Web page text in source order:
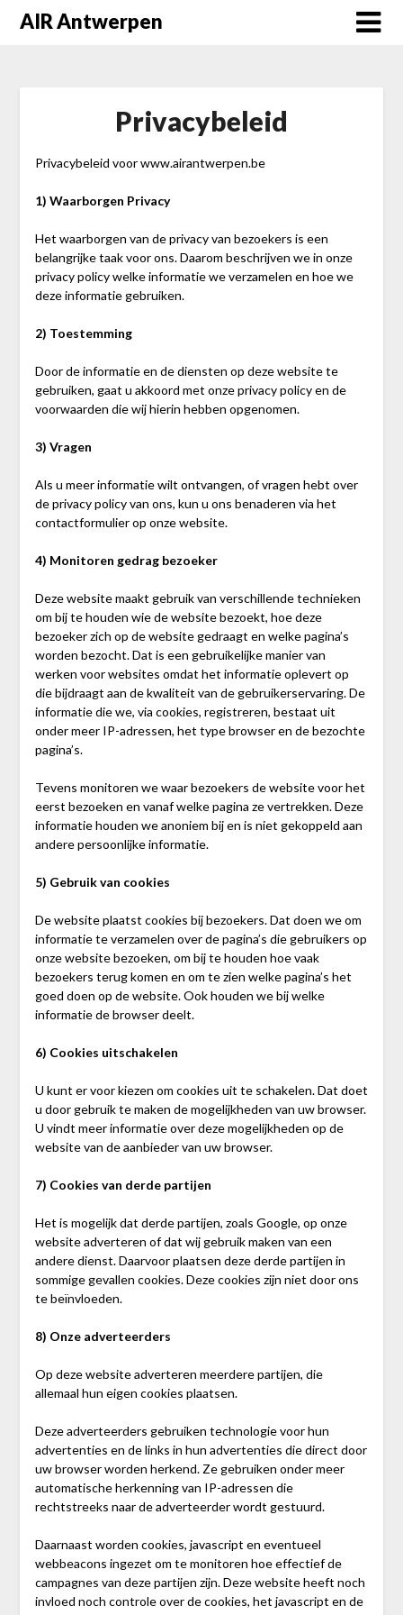
SkipAIR Antwerpen
Privacybeleid
Privacybeleid voor www.airantwerpen.be
1) Waarborgen Privacy
Het waarborgen van de privacy van bezoekers is een
belangrijke taak voor ons. Daarom beschrijven we in onze
privacy policy welke informatie we verzamelen en hoe we
deze informatie gebruiken.
2) Toestemming
Door de informatie en de diensten op deze website te
gebruiken, gaat u akkoord met onze privacy policy en de
voorwaarden die wij hierin hebben opgenomen.
3) Vragen
Als u meer informatie wilt ontvangen, of vragen hebt over
de privacy policy van ons, kun u ons benaderen via het
contactformulier op onze website.
4) Monitoren gedrag bezoeker
Deze website maakt gebruik van verschillende technieken
om bij te houden wie de website bezoekt, hoe deze
bezoeker zich op de website gedraagt en welke pagina’s
worden bezocht. Dat is een gebruikelijke manier van
werken voor websites omdat het informatie oplevert op
die bijdraagt aan de kwaliteit van de gebruikerservaring. De
informatie die we, via cookies, registreren, bestaat uit
onder meer IP-adressen, het type browser en de bezochte
pagina’s.
Tevens monitoren we waar bezoekers de website voor het
eerst bezoeken en vanaf welke pagina ze vertrekken. Deze
informatie houden we anoniem bij en is niet gekoppeld aan
andere persoonlijke informatie.
5) Gebruik van cookies
De website plaatst cookies bij bezoekers. Dat doen we om
informatie te verzamelen over de pagina’s die gebruikers op
onze website bezoeken, om bij te houden hoe vaak
bezoekers terug komen en om te zien welke pagina’s het
goed doen op de website. Ook houden we bij welke
informatie de browser deelt.
6) Cookies uitschakelen
U kunt er voor kiezen om cookies uit te schakelen. Dat doet
u door gebruik te maken de mogelijkheden van uw browser.
U vindt meer informatie over deze mogelijkheden op de
website van de aanbieder van uw browser.
7) Cookies van derde partijen
Het is mogelijk dat derde partijen, zoals Google, op onze
website adverteren of dat wij gebruik maken van een
andere dienst. Daarvoor plaatsen deze derde partijen in
sommige gevallen cookies. Deze cookies zijn niet door ons
te beïnvloeden.
8) Onze adverteerders
Op deze website adverteren meerdere partijen, die
allemaal hun eigen cookies plaatsen.
Deze adverteerders gebruiken technologie voor hun
advertenties en de links in hun advertenties die direct door
uw browser worden herkend. Ze gebruiken onder meer
automatische herkenning van IP-adressen die
rechtstreeks naar de adverteerder wordt gestuurd.
Daarnaast worden cookies, javascript en eventueel
webbeacons ingezet om te monitoren hoe effectief de
campagnes van deze partijen zijn. Deze website heeft noch
invloed noch controle over de cookies, het javascript en de